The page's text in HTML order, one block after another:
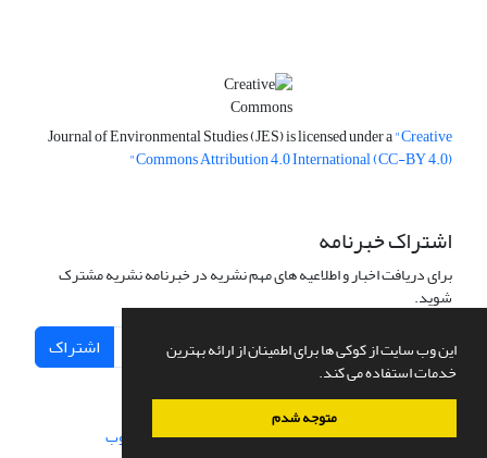
این وب سایت از کوکی ها برای اطمینان از ارائه بهترین
خدمات استفاده می کند.
متوجه شدم
Journal of Environmental Studies (JES) is licensed under a"Creative
Commons Attribution 4.0 International (CC-BY 4.0)"
اشتراک خبرنامه
برای دریافت اخبار و اطلاعیه های مهم نشریه در خبرنامه نشریه مشترک
شوید.
اشتراک
سامانه مدیریت نشریات علمی.طراحی و پیاده سازی از سیناوب